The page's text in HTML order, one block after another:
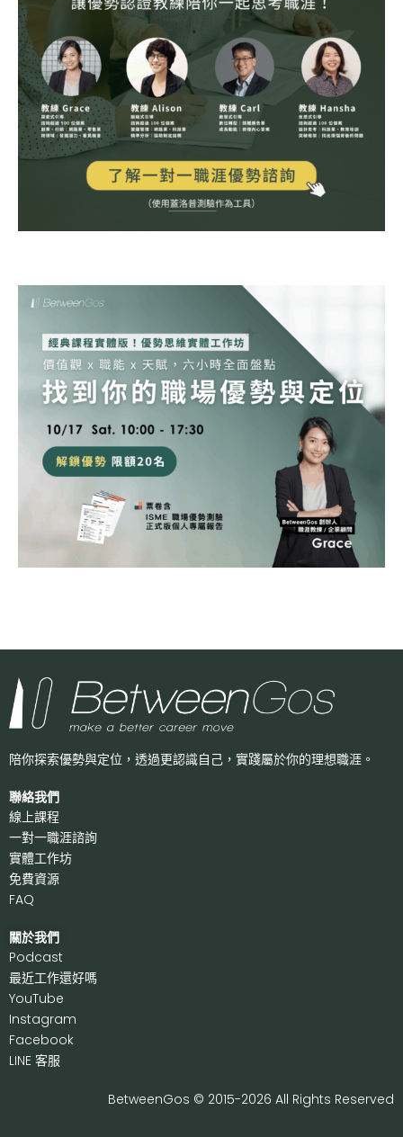
陪你探索優勢與定位，透過更認識自己， 實踐屬於你的理想職涯。
聯絡我們
線上課程
一對一職涯諮詢
實體工作坊
免費資源
FAQ
關於我們
Podcast
最近工作還好嗎
YouTube
Instagram
Facebook
LINE 客服
BetweenGos © 2015-2026 All Rights Reserved